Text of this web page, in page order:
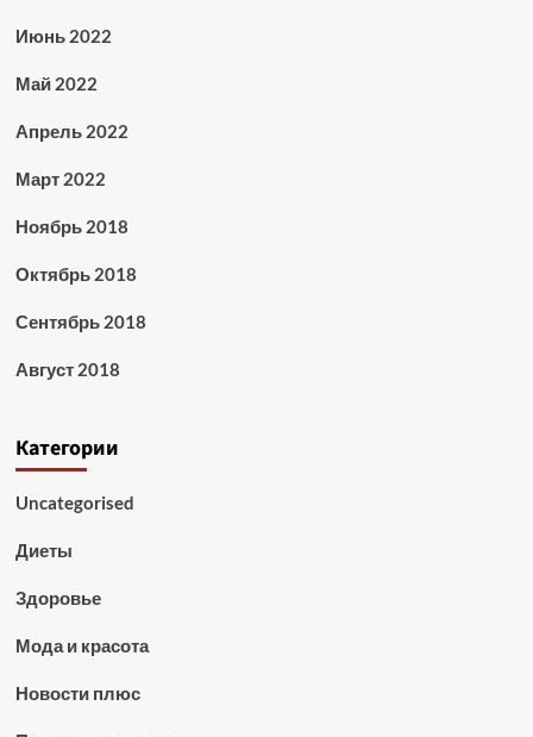
Июнь 2022
Май 2022
Апрель 2022
Март 2022
Ноябрь 2018
Октябрь 2018
Сентябрь 2018
Август 2018
Категории
Uncategorised
Диеты
Здоровье
Мода и красота
Новости плюс